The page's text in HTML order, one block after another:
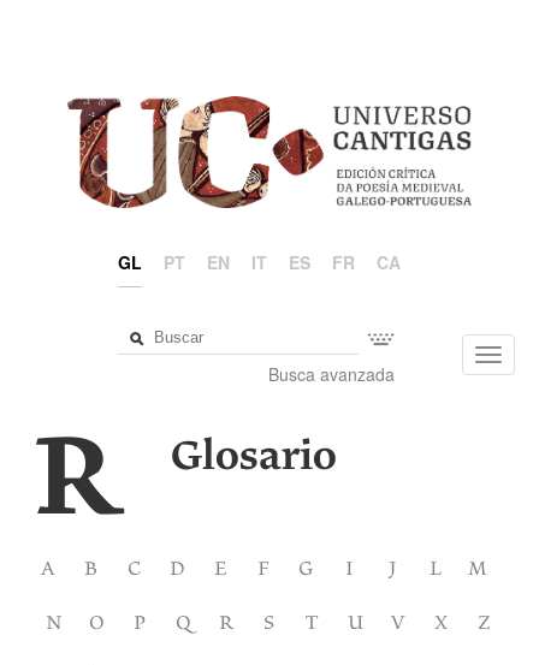
GL PT EN IT ES FR CA
Busca avanzada
R Glosario
A B C D E F G I J L M
N O P Q R S T U V X Z